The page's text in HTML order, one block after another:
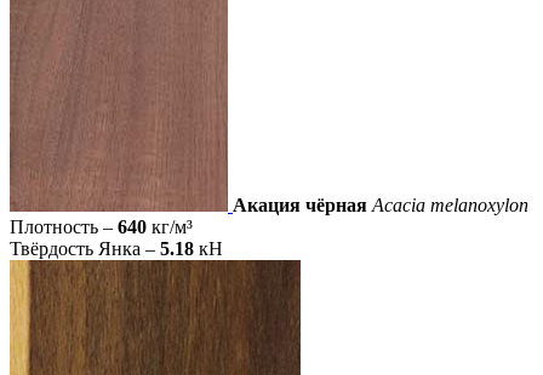
Акация чёрная Acacia melanoxylon
Плотность – 640 кг/м³
Твёрдость Янка – 5.18 кН